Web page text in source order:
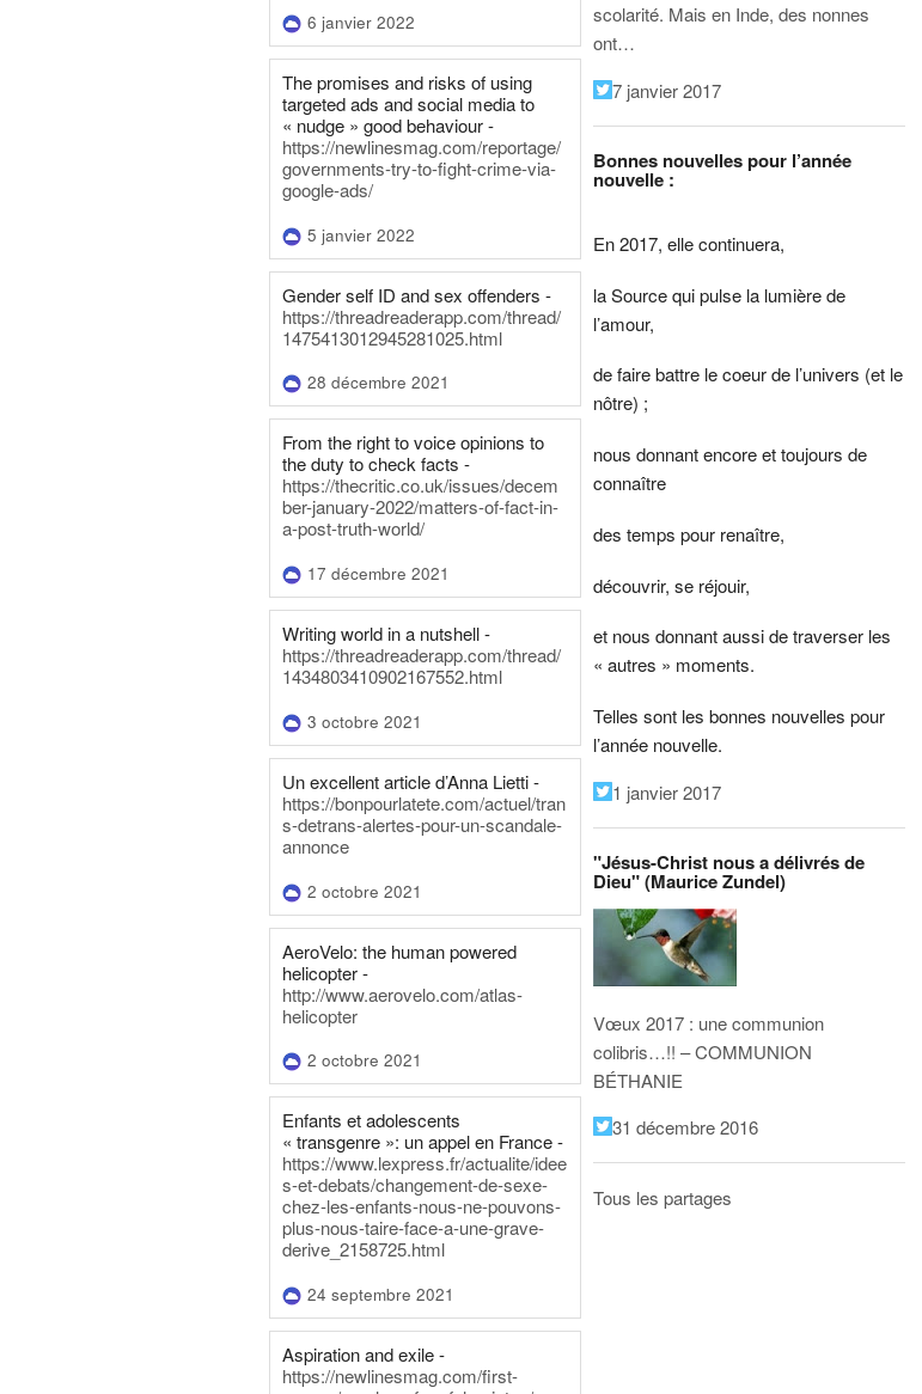
6 janvier 2022
The promises and risks of using
targeted ads and social media to
« nudge » good behaviour -
https://newlinesmag.com/reportage/
governments-try-to-fight-crime-via-
google-ads/
5 janvier 2022
Gender self ID and sex offenders -
https://threadreaderapp.com/thread/
1475413012945281025.html
28 décembre 2021
From the right to voice opinions to
the duty to check facts -
https://thecritic.co.uk/issues/decem
ber-january-2022/matters-of-fact-in-
a-post-truth-world/
17 décembre 2021
Writing world in a nutshell -
https://threadreaderapp.com/thread/
1434803410902167552.html
3 octobre 2021
Un excellent article d’Anna Lietti -
https://bonpourlatete.com/actuel/tran
s-detrans-alertes-pour-un-scandale-
annonce
2 octobre 2021
AeroVelo: the human powered
helicopter -
http://www.aerovelo.com/atlas-
helicopter
2 octobre 2021
Enfants et adolescents
« transgenre »: un appel en France -
https://www.lexpress.fr/actualite/idee
s-et-debats/changement-de-sexe-
chez-les-enfants-nous-ne-pouvons-
plus-nous-taire-face-a-une-grave-
derive_2158725.html
24 septembre 2021
Aspiration and exile -
https://newlinesmag.com/first-
scolarité. Mais en Inde, des nonnes
ont…
7 janvier 2017
Bonnes nouvelles pour l’année
nouvelle :
En 2017, elle continuera,
la Source qui pulse la lumière de
l’amour,
de faire battre le coeur de l’univers (et le
nôtre) ;
nous donnant encore et toujours de
connaître
des temps pour renaître,
découvrir, se réjouir,
et nous donnant aussi de traverser les
« autres » moments.
Telles sont les bonnes nouvelles pour
l’année nouvelle.
1 janvier 2017
"Jésus-Christ nous a délivrés de
Dieu" (Maurice Zundel)
Vœux 2017 : une communion
colibris…!! – COMMUNION
BÉTHANIE
31 décembre 2016
Tous les partages